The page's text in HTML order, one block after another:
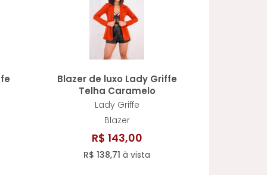
Blazer de luxo Lady Griffe
Telha Caramelo
Lady Griffe
Blazer
R$ 143,00
R$ 138,71 à vista